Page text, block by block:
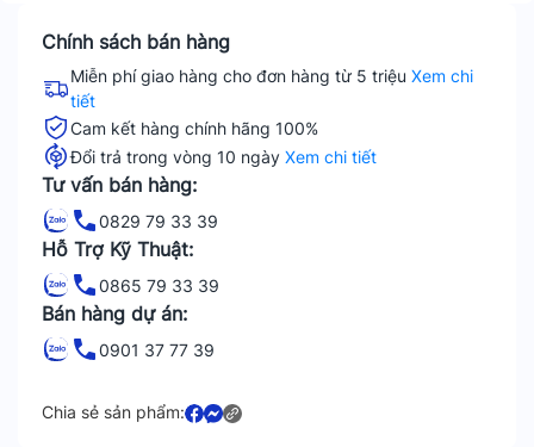
Chính sách bán hàng
Miễn phí giao hàng cho đơn hàng từ 5 triệu Xem chi
tiết
Cam kết hàng chính hãng 100%
Đổi trả trong vòng 10 ngày Xem chi tiết
Tư vấn bán hàng:
0829 79 33 39
Hỗ Trợ Kỹ Thuật:
0865 79 33 39
Bán hàng dự án:
0901 37 77 39
Chia sẻ sản phẩm: